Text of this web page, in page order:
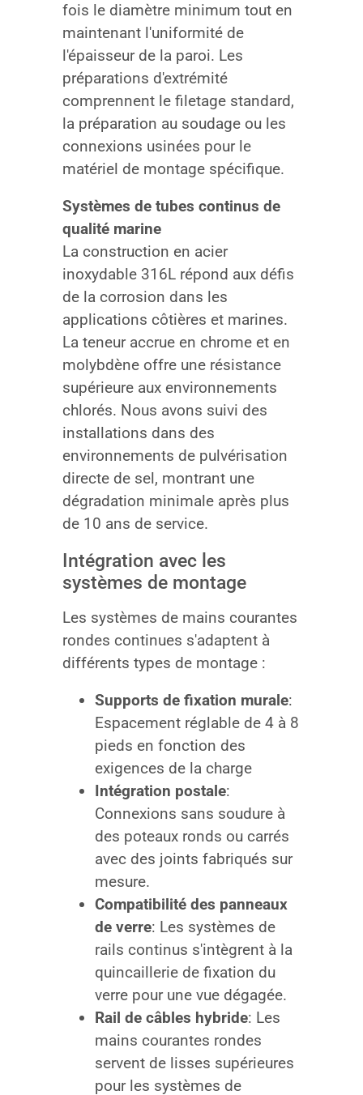
fois le diamètre minimum tout en
maintenant l'uniformité de
l'épaisseur de la paroi. Les
préparations d'extrémité
comprennent le filetage standard,
la préparation au soudage ou les
connexions usinées pour le
matériel de montage spécifique.
Systèmes de tubes continus de
qualité marine
La construction en acier
inoxydable 316L répond aux défis
de la corrosion dans les
applications côtières et marines.
La teneur accrue en chrome et en
molybdène offre une résistance
supérieure aux environnements
chlorés. Nous avons suivi des
installations dans des
environnements de pulvérisation
directe de sel, montrant une
dégradation minimale après plus
de 10 ans de service.
Intégration avec les
systèmes de montage
Les systèmes de mains courantes
rondes continues s'adaptent à
différents types de montage :
Supports de fixation murale:
Espacement réglable de 4 à 8
pieds en fonction des
exigences de la charge
Intégration postale:
Connexions sans soudure à
des poteaux ronds ou carrés
avec des joints fabriqués sur
mesure.
Compatibilité des panneaux
de verre: Les systèmes de
rails continus s'intègrent à la
quincaillerie de fixation du
verre pour une vue dégagée.
Rail de câbles hybride: Les
mains courantes rondes
servent de lisses supérieures
pour les systèmes de